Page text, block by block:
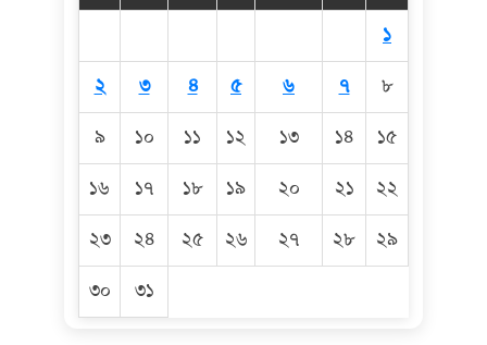
১
২
৩ ৪ ৫ ৬ ৭
৮
৯
১০ ১১ ১২ ১৩ ১৪
১৫
১৬
১৭ ১৮ ১৯ ২০ ২১
২২
২৩
২৪ ২৫ ২৬ ২৭ ২৮
২৯
৩০
৩১